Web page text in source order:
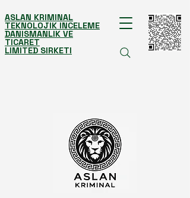
ASLAN KRIMINAL
TEKNOLOJIK INCELEME
DANISMANLIK VE
TICARET
LIMITED SIRKETI